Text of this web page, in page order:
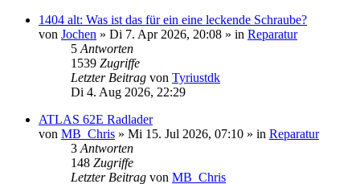
1404 alt: Was ist das für ein eine leckende Schraube?
von Jochen » Di 7. Apr 2026, 20:08 » in Reparatur
5 Antworten
1539 Zugriffe
Letzter Beitrag von Tyriustdk
Di 4. Aug 2026, 22:29
ATLAS 62E Radlader
von MB_Chris » Mi 15. Jul 2026, 07:10 » in Reparatur
3 Antworten
148 Zugriffe
Letzter Beitrag von MB_Chris